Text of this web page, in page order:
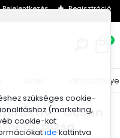
szükséges cookie-
(marketing,
cookie-kat
ide kattintva
Bejelentkezés Regisztráció
0
- Ocean
rózsa